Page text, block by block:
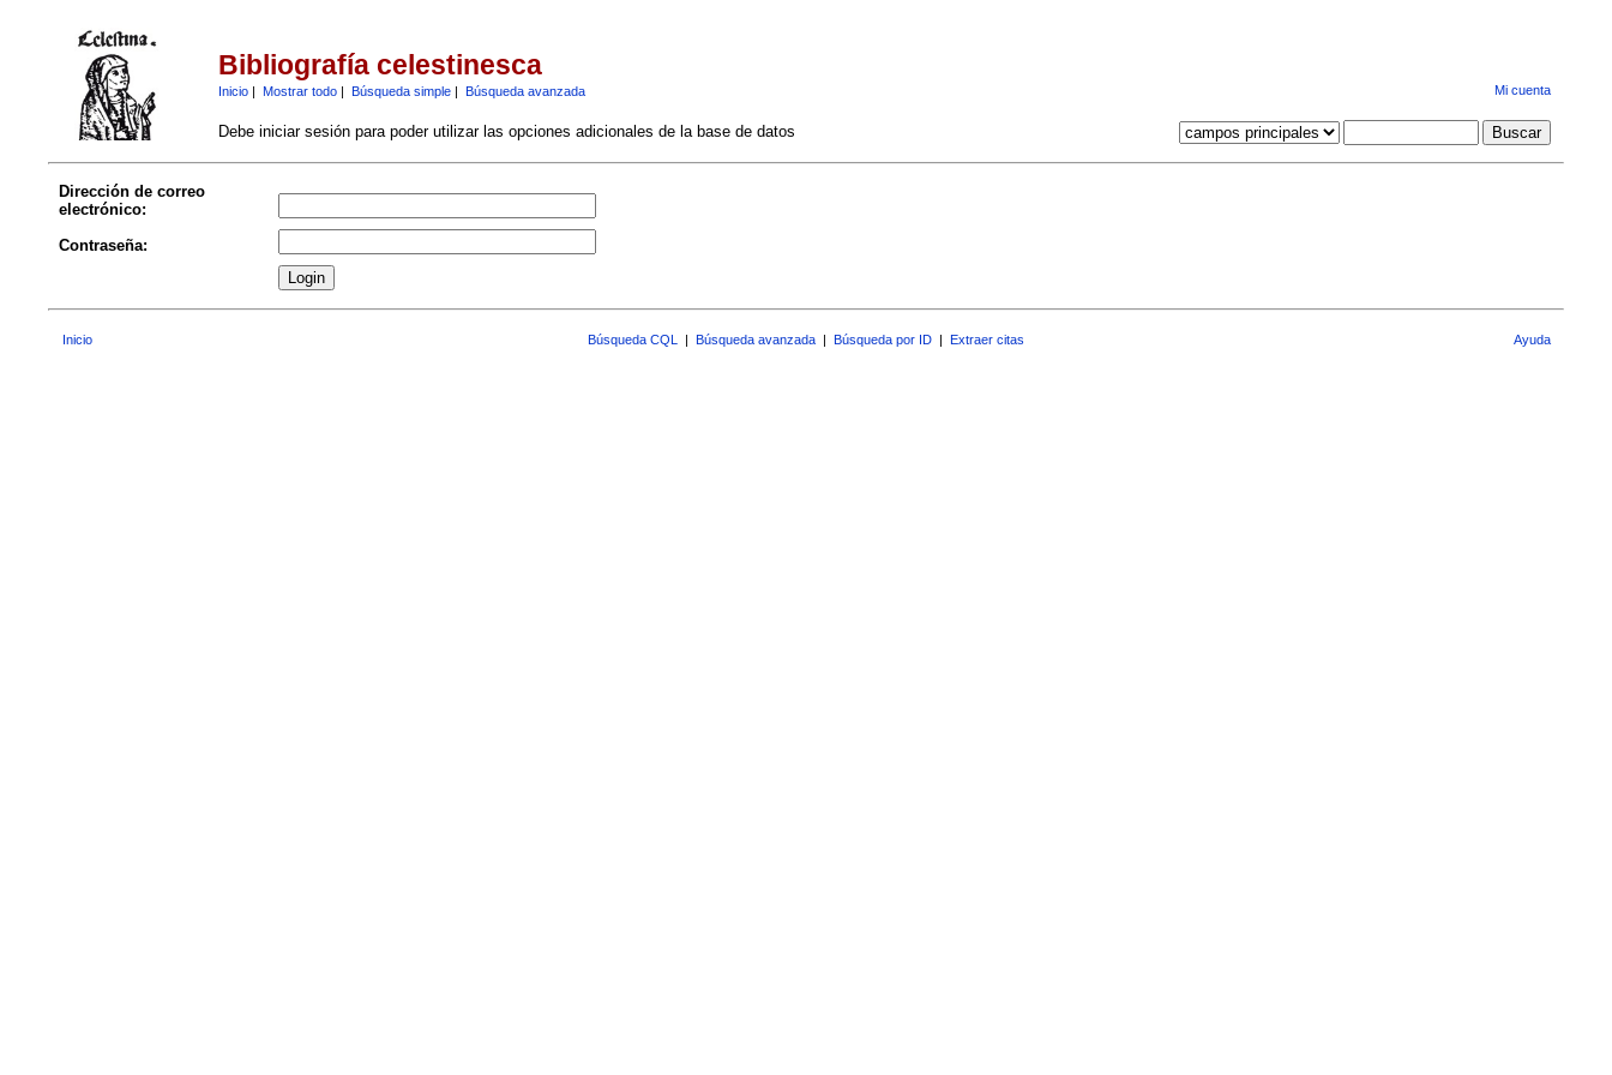
Bibliografía celestinesca
Inicio| Mostrar todo| Búsqueda simple| Búsqueda avanzada Mi cuenta
Debe iniciar sesión para poder utilizar las opciones adicionales de la base de datos
Dirección de correo
electrónico:
Contraseña:
Inicio Búsqueda CQL | Búsqueda avanzada | Búsqueda por ID | Extraer citas Ayuda